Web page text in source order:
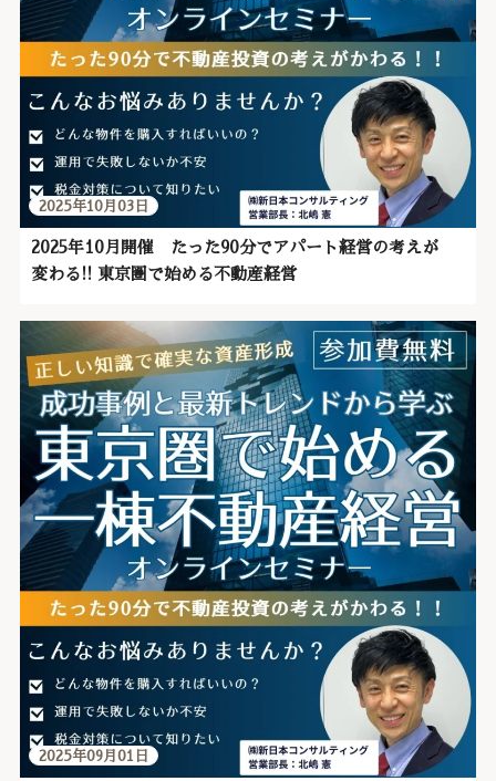
2025年10月開催 たった90分でアパート経営の考えが
変わる!! 東京圏で始める不動産経営
2025年10月03日
2025年09月01日